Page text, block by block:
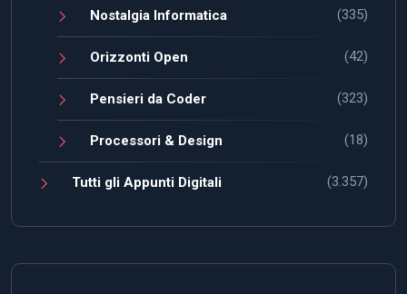
Nostalgia Informatica (335)
Orizzonti Open (42)
Pensieri da Coder (323)
Processori & Design (18)
Tutti gli Appunti Digitali (3.357)